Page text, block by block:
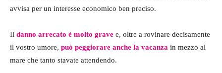
avvisa per un interesse economico ben preciso.
Il danno arrecato è molto grave e, oltre a rovinare decisamente
il vostro umore, può peggiorare anche la vacanza in mezzo al
mare che tanto stavate attendendo.